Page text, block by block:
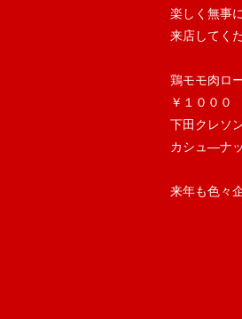
楽しく無事
来店してく
鶏モモ肉ロ
￥１０００
下田クレソ
カシュ―ナ
来年も色々